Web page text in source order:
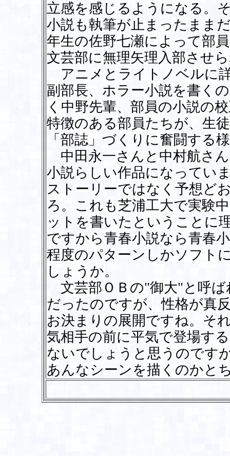
立感を感じるようになる。
小説も執筆が止まったまま
年生の佐野七瀬によって部
文芸部に無理矢理入部させ
アニメとライトノベルに
副部長、ホラー小説を書く
く中野先輩、部員の小説の
特徴のある部員たちが、生
「部誌」づくりに奮闘する
中田永一さんと中村航さ
小説らしい作品になってい
ストーリーではなく予想ど
ろ。これも芝浦工大で実験
ットを書いたということに
ですから青春小説なら青春
程度のパターンしかソフト
しょうか。
文芸部ＯＢの"御大"と呼ば
だったのですが、性格が真
お決まりの展開ですね。そ
気相手の前に平気で登場す
ないでしょうと思うのです
あんなシーンを描くのかと